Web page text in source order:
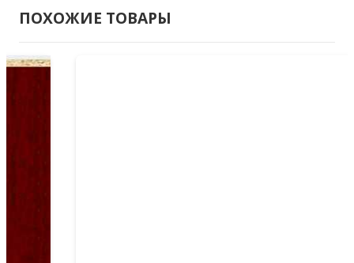
мм
ПОХОЖИЕ ТОВАРЫ